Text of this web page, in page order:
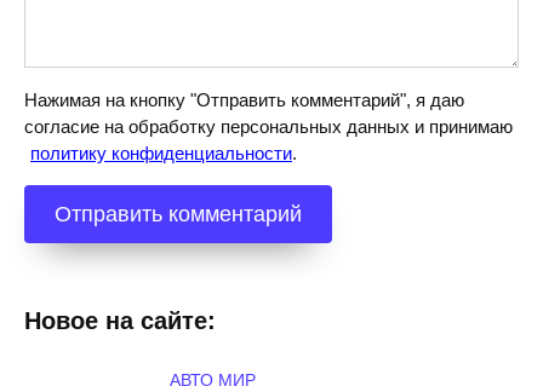
Нажимая на кнопку "Отправить комментарий", я даю
согласие на обработку персональных данных и принимаю
политику конфиденциальности.
Новое на сайте:
АВТО МИР